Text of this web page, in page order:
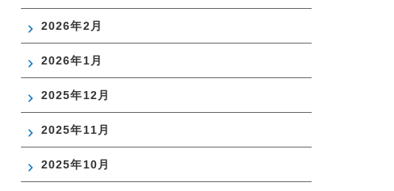
2026年2月
2026年1月
2025年12月
2025年11月
2025年10月